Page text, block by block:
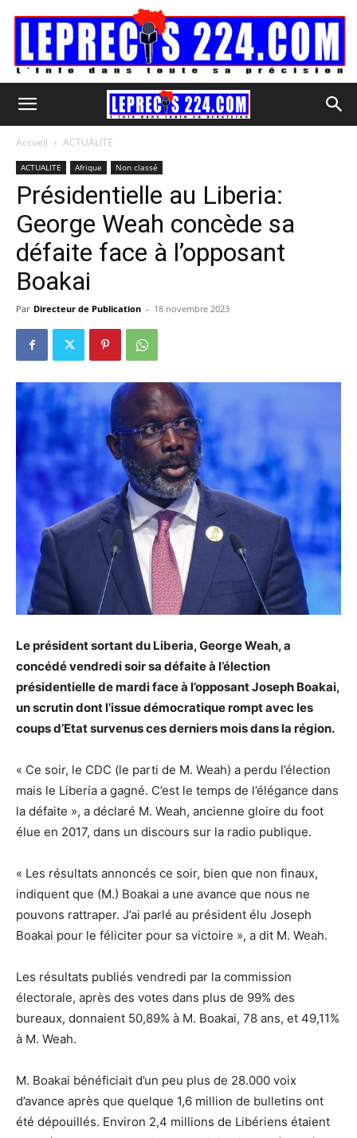
Accueil ACTUALITE
ACTUALITE Afrique Non classé
Présidentielle au Liberia:
George Weah concède sa
défaite face à l’opposant
Boakai
Par Directeur de Publication - 18 novembre 2023
Le président sortant du Liberia, George Weah, a
concédé vendredi soir sa défaite à l’élection
présidentielle de mardi face à l’opposant Joseph Boakai,
un scrutin dont l’issue démocratique rompt avec les
coups d’Etat survenus ces derniers mois dans la région.
« Ce soir, le CDC (le parti de M. Weah) a perdu l’élection
mais le Liberia a gagné. C’est le temps de l’élégance dans
la défaite », a déclaré M. Weah, ancienne gloire du foot
élue en 2017, dans un discours sur la radio publique.
« Les résultats annoncés ce soir, bien que non finaux,
indiquent que (M.) Boakai a une avance que nous ne
pouvons rattraper. J’ai parlé au président élu Joseph
Boakai pour le féliciter pour sa victoire », a dit M. Weah.
Les résultats publiés vendredi par la commission
électorale, après des votes dans plus de 99% des
bureaux, donnaient 50,89% à M. Boakai, 78 ans, et 49,11%
à M. Weah.
M. Boakai bénéficiait d’un peu plus de 28.000 voix
d’avance après que quelque 1,6 million de bulletins ont
été dépouillés. Environ 2,4 millions de Libériens étaient